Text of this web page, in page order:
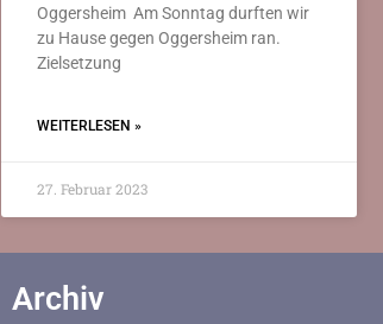
Oggersheim Am Sonntag durften wir
zu Hause gegen Oggersheim ran.
Zielsetzung
WEITERLESEN »
27. Februar 2023
Archiv